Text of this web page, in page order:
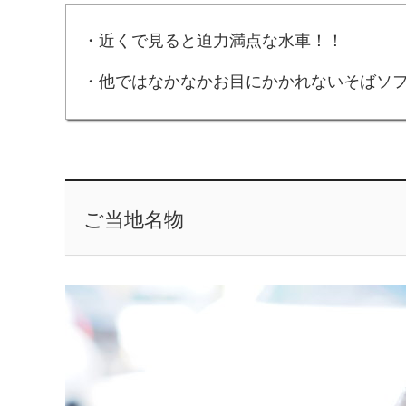
・近くで見ると迫力満点な水車！！
・他ではなかなかお目にかかれないそばソ
ご当地名物